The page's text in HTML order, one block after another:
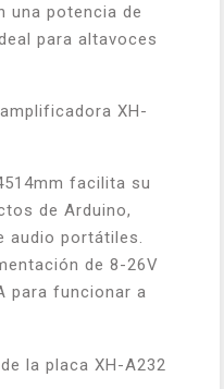
una potencia de
para altavoces
14mm facilita su
de Arduino,
audio portátiles.
de 8-26V
para funcionar a